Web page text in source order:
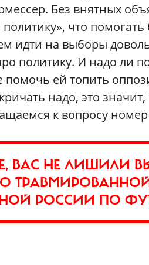
Без внятных
политику», что
идти на выборы
политику. И надо ли
помочь ей топить
надо, это
к вопросу
ВАС НЕ ЛИШИЛИ
РОССИИ ПО